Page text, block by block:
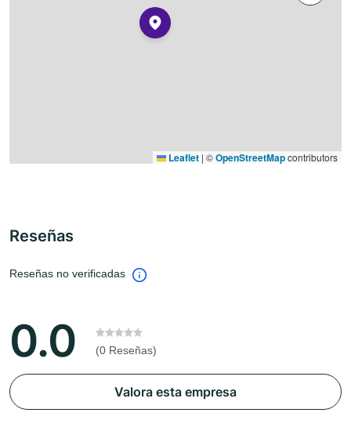
Leaflet | ©OpenStreetMapcontributors
Reseñas
Reseñas no verificadas
0.0 (0 Reseñas)
Valora esta empresa